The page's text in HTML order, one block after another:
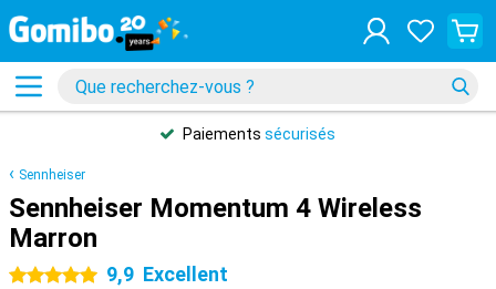
Paiements sécurisés
Sennheiser
Sennheiser Momentum 4 Wireless
Marron
5 étoiles9,9 Excellent